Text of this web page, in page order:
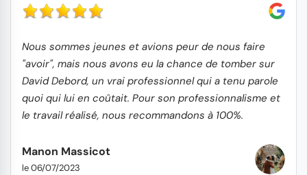
Nous sommes jeunes et avions peur de nous faire
"avoir", mais nous avons eu la chance de tomber sur
David Debord, un vrai professionnel qui a tenu parole
quoi qui lui en coûtait. Pour son professionnalisme et
le travail réalisé, nous recommandons à 100%.
Manon Massicot
le 06/07/2023